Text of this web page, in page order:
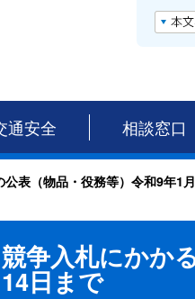
通安全 相談窓口
表（物品・役務等）令和9年1
競争入札にかか
14日まで